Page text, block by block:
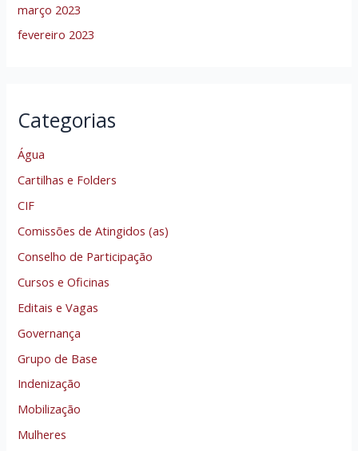
março 2023
fevereiro 2023
Categorias
Água
Cartilhas e Folders
CIF
Comissões de Atingidos (as)
Conselho de Participação
Cursos e Oficinas
Editais e Vagas
Governança
Grupo de Base
Indenização
Mobilização
Mulheres